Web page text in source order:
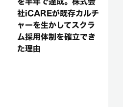
社iCAREが既存カルチ
ャーを生かしてスクラ
ム採用体制を確立でき
た理由